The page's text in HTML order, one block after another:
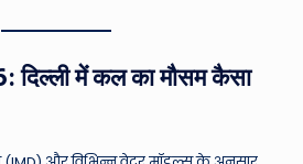
में कल का मौसम कैसा